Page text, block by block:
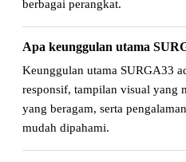
berbagai perangkat.
Apa keunggulan utama
Keunggulan utama SURGA33
responsif, tampilan visual yang
yang beragam, serta
mudah dipahami.